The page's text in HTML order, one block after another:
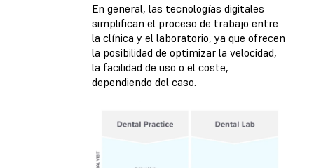
En general, las tecnologías digitales
simplifican el proceso de trabajo entre
la clínica y el laboratorio, ya que ofrecen
la posibilidad de optimizar la velocidad,
la facilidad de uso o el coste,
dependiendo del caso.